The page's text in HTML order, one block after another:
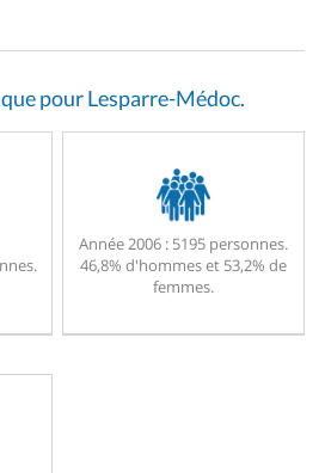
pour Lesparre-Médoc.
Année 2006 :5195 personnes.
46,8% d'hommes et 53,2% de
femmes.